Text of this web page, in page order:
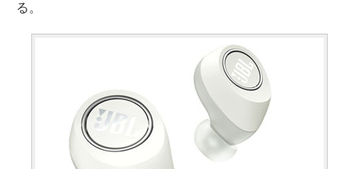
る。